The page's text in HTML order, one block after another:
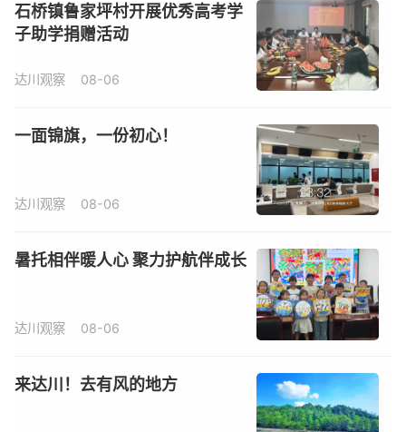
石桥镇鲁家坪村开展优秀高考学
子助学捐赠活动
达川观察 08-06
一面锦旗，一份初心！
达川观察 08-06
暑托相伴暖人心 聚力护航伴成长
达川观察 08-06
来达川！去有风的地方